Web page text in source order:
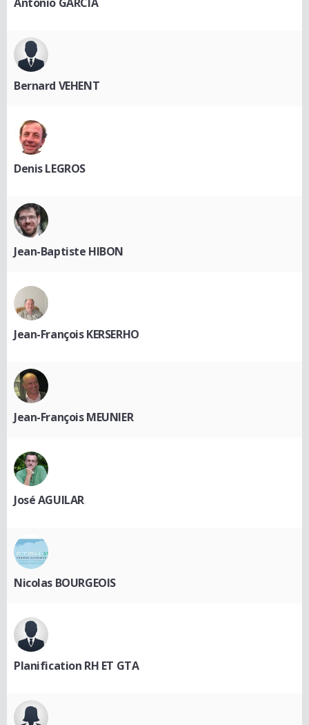
Bernard VEHENT
Denis LEGROS
Jean-Baptiste HIBON
Jean-François KERSERHO
Jean-François MEUNIER
José AGUILAR
Nicolas BOURGEOIS
Planification RH ET GTA